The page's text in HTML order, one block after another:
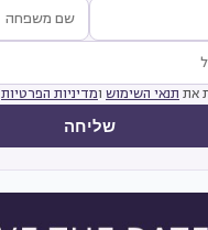
את תנאי השימוש ומדיניות הפרטיות
שליחה